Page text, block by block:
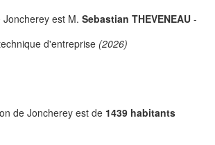
est M. Sebastian THEVENEAU -
d'entreprise (2026)
de Joncherey est de 1439 habitants